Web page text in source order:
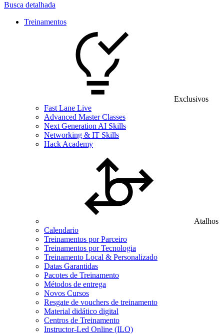
Busca detalhada
Treinamentos
Exclusivos
Fast Lane Live
Advanced Master Classes
Next Generation AI Skills
Networking & IT Skills
Hack Academy
Atalhos
Calendario
Treinamentos por Parceiro
Treinamentos por Tecnologia
Treinamento Local & Personalizado
Datas Garantidas
Pacotes de Treinamento
Métodos de entrega
Novos Cursos
Resgate de vouchers de treinamento
Material didático digital
Centros de Treinamento
Instructor-Led Online (ILO)